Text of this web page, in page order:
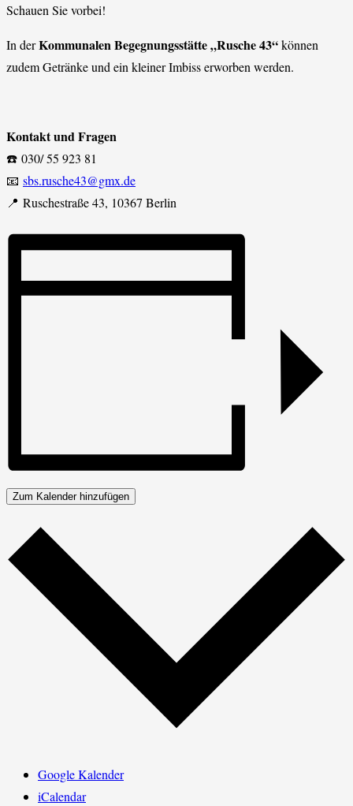
Schauen Sie vorbei!
In derKommunalen Begegnungsstätte „Rusche 43“können
zudem Getränke und ein kleiner Imbiss erworben werden.
Kontakt und Fragen
☎️ 030/ 55 923 81
📧 sbs.rusche43@gmx.de
📍 Ruschestraße 43, 10367 Berlin
Zum Kalender hinzufügen
Google Kalender
iCalendar